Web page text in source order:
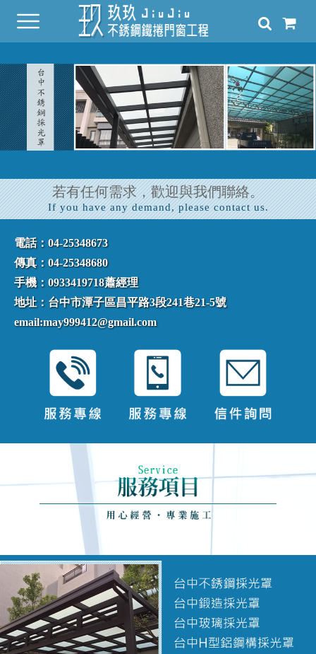
若有任何需求，歡迎與我們聯絡。
If you have any demand, please contact us.
電話：04-25348673
傳真：04-25348680
手機：0933419718蕭經理
地址：台中市潭子區昌平路3段241巷21-5號
email:may999412@gmail.com